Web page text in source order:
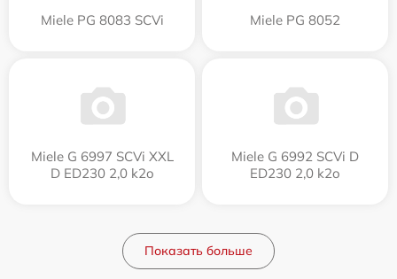
Miele PG 8083 SCVi Miele PG 8052
Miele G 6997 SCVi XXL
D ED230 2,0 k2o
Miele G 6992 SCVi D
ED230 2,0 k2o
Показать больше